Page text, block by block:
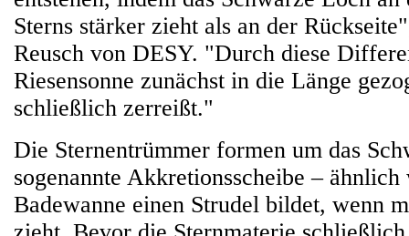
Sterns stärker zieht als an der
Reusch von DESY. "Durch diese
Riesensonne zunächst in die Länge
schließlich zerreißt."
Die Sternentrümmer formen um das
sogenannte Akkretionsscheibe –
Badewanne einen Strudel bildet, wenn